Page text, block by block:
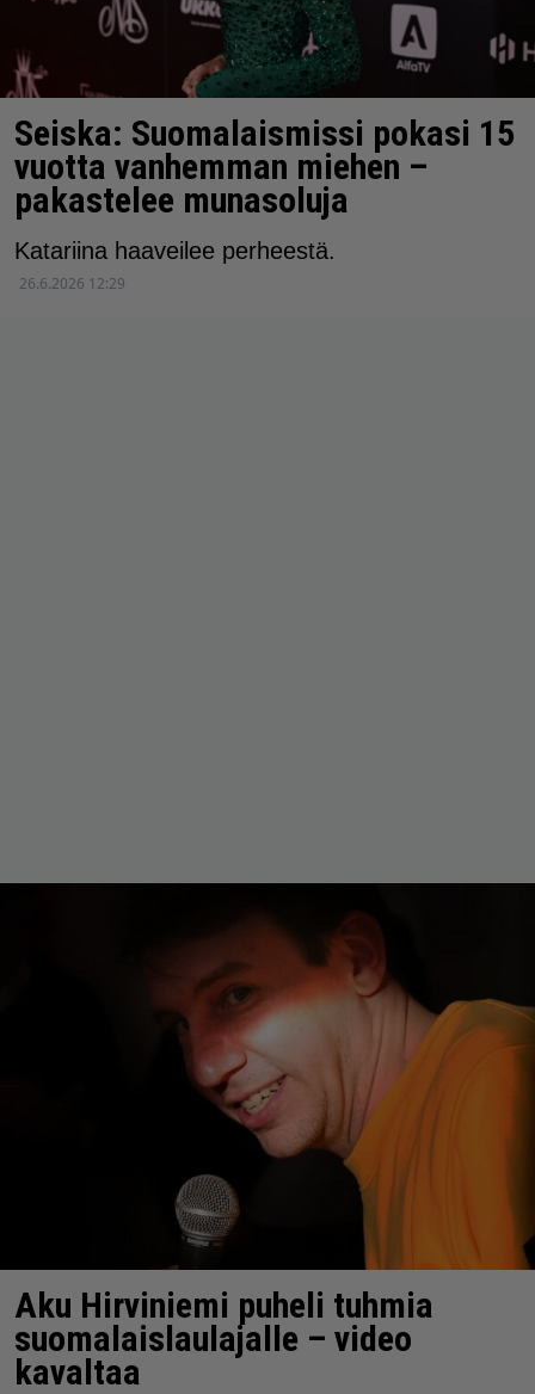
Seiska: Suomalaismissi pokasi 15
vuotta vanhemman miehen –
pakastelee munasoluja
Katariina haaveilee perheestä.
26.6.2026 12:29
Aku Hirviniemi puheli tuhmia
suomalaislaulajalle – video
kavaltaa